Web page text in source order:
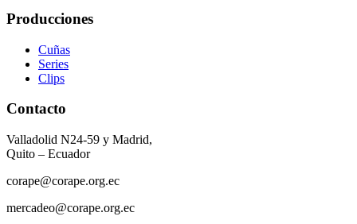
Producciones
Cuñas
Series
Clips
Contacto
Valladolid N24-59 y Madrid,
Quito – Ecuador
corape@corape.org.ec
mercadeo@corape.org.ec